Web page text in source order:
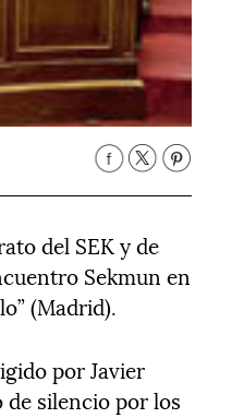
del SEK y de
Sekmun en
(Madrid).
por Javier
de silencio por los